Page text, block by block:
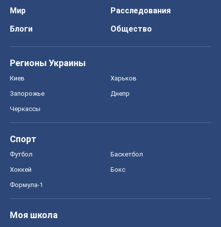
Мир
Расследования
Блоги
Общество
Регионы Украины
Киев Харьков
Запорожье Днепр
Черкассы
Спорт
Футбол Баскетбол
Хоккей Бокс
Формула-1
Моя школа